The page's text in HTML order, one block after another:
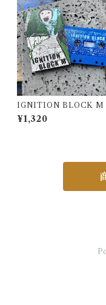
IGNITION BLOCK M
T Demo
¥1,320